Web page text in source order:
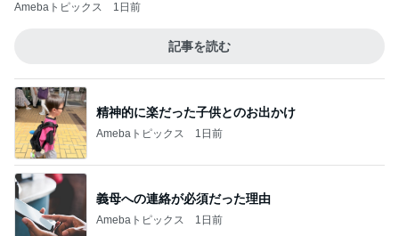
Amebaトピックス 1日前
記事を読む
精神的に楽だった子供とのお出かけ
Amebaトピックス 1日前
義母への連絡が必須だった理由
Amebaトピックス 1日前